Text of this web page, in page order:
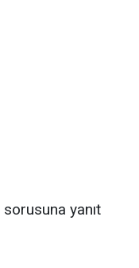
sorusuna yanıt